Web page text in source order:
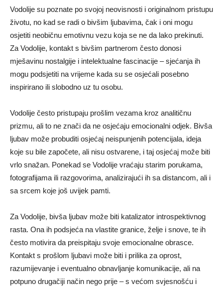
Vodolije su poznate po svojoj neovisnosti i originalnom pristupu
životu, no kad se radi o bivšim ljubavima, čak i oni mogu
osjetiti neobičnu emotivnu vezu koja se ne da lako prekinuti.
Za Vodolije, kontakt s bivšim partnerom često donosi
mješavinu nostalgije i intelektualne fascinacije – sjećanja ih
mogu podsjetiti na vrijeme kada su se osjećali posebno
inspirirano ili slobodno uz tu osobu.
Vodolije često pristupaju prošlim vezama kroz analitičnu
prizmu, ali to ne znači da ne osjećaju emocionalni odjek. Bivša
ljubav može probuditi osjećaj neispunjenih potencijala, ideja
koje su bile započete, ali nisu ostvarene, i taj osjećaj može biti
vrlo snažan. Ponekad se Vodolije vraćaju starim porukama,
fotografijama ili razgovorima, analizirajući ih sa distancom, ali i
sa srcem koje još uvijek pamti.
Za Vodolije, bivša ljubav može biti katalizator introspektivnog
rasta. Ona ih podsjeća na vlastite granice, želje i snove, te ih
često motivira da preispitaju svoje emocionalne obrasce.
Kontakt s prošlom ljubavi može biti i prilika za oprost,
razumijevanje i eventualno obnavljanje komunikacije, ali na
potpuno drugačiji način nego prije – s većom svjesnošću i